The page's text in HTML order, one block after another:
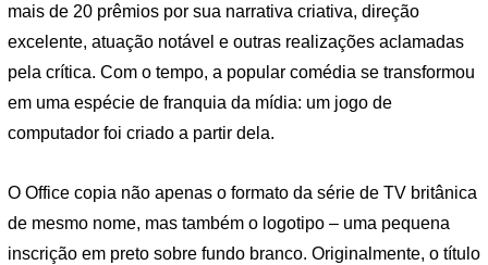
mais de 20 prêmios por sua narrativa criativa, direção
excelente, atuação notável e outras realizações aclamadas
pela crítica. Com o tempo, a popular comédia se transformou
em uma espécie de franquia da mídia: um jogo de
computador foi criado a partir dela.
O Office copia não apenas o formato da série de TV britânica
de mesmo nome, mas também o logotipo – uma pequena
inscrição em preto sobre fundo branco. Originalmente, o título